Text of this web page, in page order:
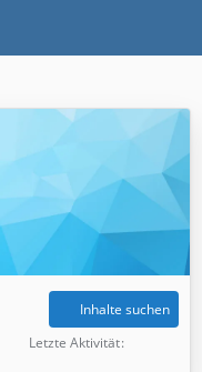
Inhalte suchen
Letzte Aktivität